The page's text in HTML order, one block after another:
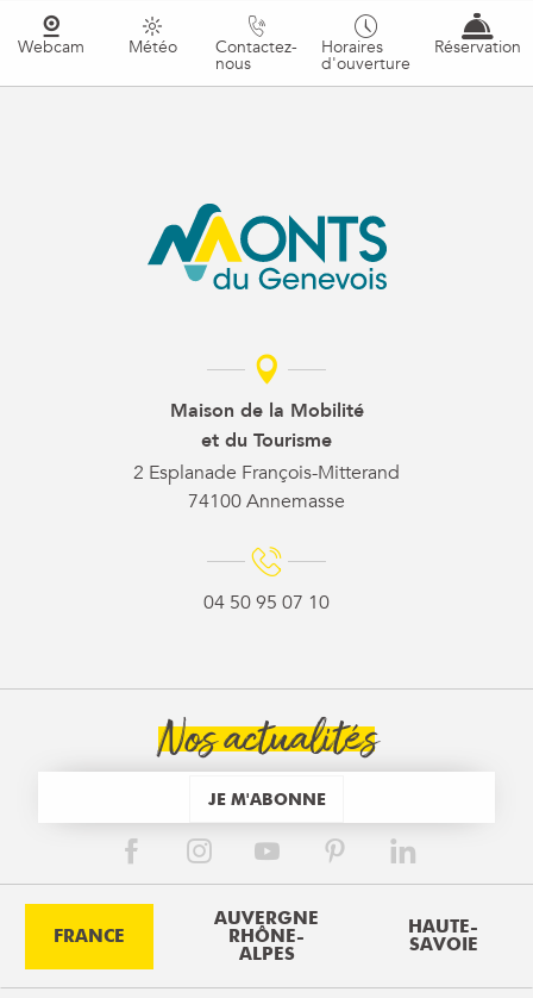
Webcam Météo Contactez-
nous
Horaires
d'ouverture
Réservation
Maison de la Mobilité
et du Tourisme
2 Esplanade François-Mitterand
74100 Annemasse
04 50 95 07 10
Nos actualités
JE M'ABONNE
FRANCE
AUVERGNE
RHÔNE-
ALPES
HAUTE-
SAVOIE